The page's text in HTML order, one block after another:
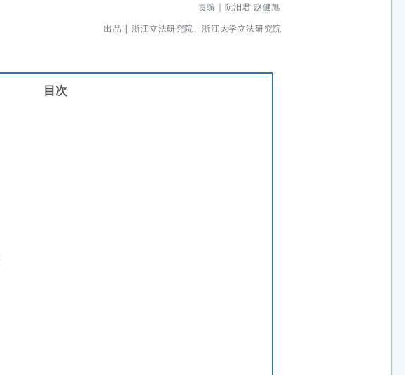
责编｜阮汨君 赵健旭
出品 | 浙江立法研究院、浙江大学立法研究院
目次